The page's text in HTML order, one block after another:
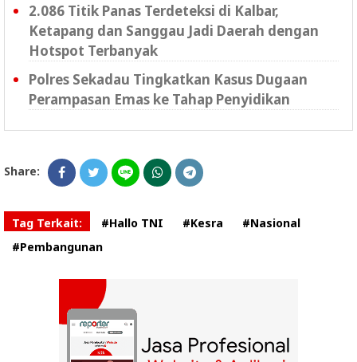
2.086 Titik Panas Terdeteksi di Kalbar,
Ketapang dan Sanggau Jadi Daerah dengan
Hotspot Terbanyak
Polres Sekadau Tingkatkan Kasus Dugaan
Perampasan Emas ke Tahap Penyidikan
Share:
Tag Terkait: #Hallo TNI #Kesra
#Nasional
#Pembangunan